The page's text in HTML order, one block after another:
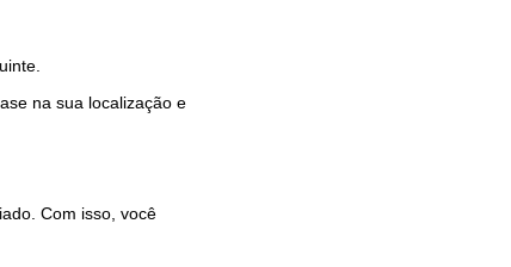
na sua localização e
Com isso, você